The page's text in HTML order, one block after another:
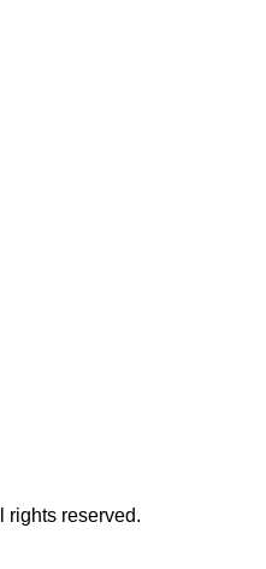
rights reserved.